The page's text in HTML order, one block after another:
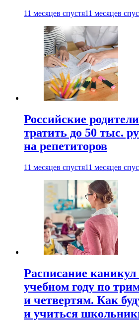
11 месяцев спустя11 месяцев
Российские
тратить до 50 тыс.
на репетиторов
11 месяцев спустя11 месяцев
Расписание каникул
учебном году по
и четвертям. Как
и учиться